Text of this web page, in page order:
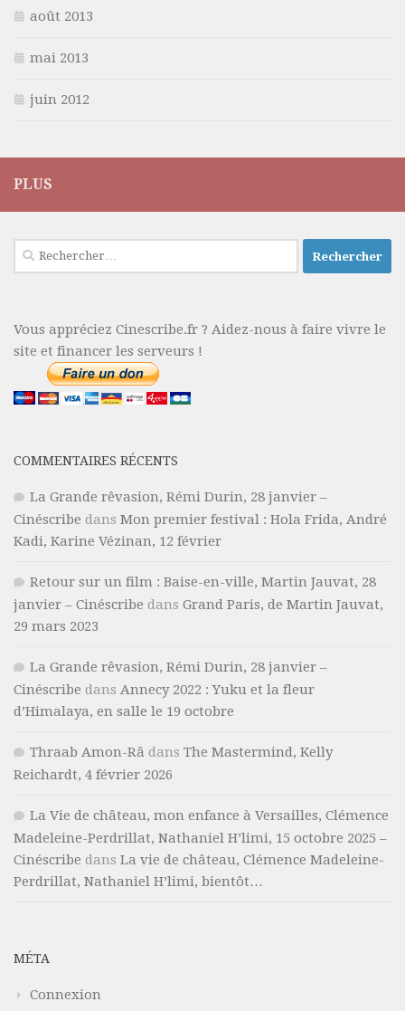
août 2013
mai 2013
juin 2012
PLUS
Rechercher :
Vous appréciez Cinescribe.fr ? Aidez-nous à faire vivre le
site et financer les serveurs !
COMMENTAIRES RÉCENTS
La Grande rêvasion, Rémi Durin, 28 janvier –
Cinéscribe dans Mon premier festival : Hola Frida, André
Kadi, Karine Vézinan, 12 février
Retour sur un film : Baise-en-ville, Martin Jauvat, 28
janvier – Cinéscribe dans Grand Paris, de Martin Jauvat,
29 mars 2023
La Grande rêvasion, Rémi Durin, 28 janvier –
Cinéscribe dans Annecy 2022 : Yuku et la fleur
d’Himalaya, en salle le 19 octobre
Thraab Amon-Râ dans The Mastermind, Kelly
Reichardt, 4 février 2026
La Vie de château, mon enfance à Versailles, Clémence
Madeleine-Perdrillat, Nathaniel H’limi, 15 octobre 2025 –
Cinéscribe dans La vie de château, Clémence Madeleine-
Perdrillat, Nathaniel H’limi, bientôt…
MÉTA
Connexion